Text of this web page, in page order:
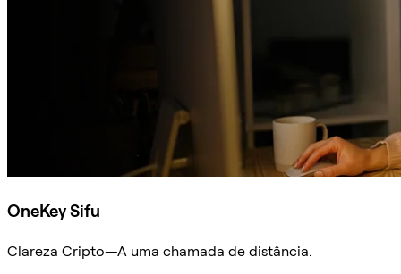
OneKey Sifu
Clareza Cripto—A uma chamada de distância.